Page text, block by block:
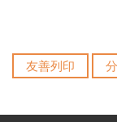
友善列印